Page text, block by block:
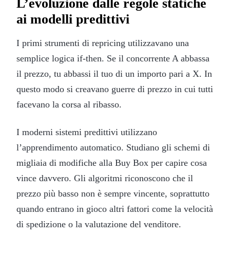
L’evoluzione dalle regole statiche
ai modelli predittivi
I primi strumenti di repricing utilizzavano una
semplice logica if-then. Se il concorrente A abbassa
il prezzo, tu abbassi il tuo di un importo pari a X. In
questo modo si creavano guerre di prezzo in cui tutti
facevano la corsa al ribasso.
I moderni sistemi predittivi utilizzano
l’apprendimento automatico. Studiano gli schemi di
migliaia di modifiche alla Buy Box per capire cosa
vince davvero. Gli algoritmi riconoscono che il
prezzo più basso non è sempre vincente, soprattutto
quando entrano in gioco altri fattori come la velocità
di spedizione o la valutazione del venditore.